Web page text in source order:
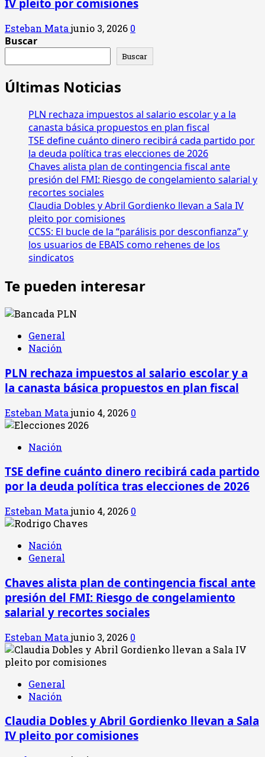
IV pleito por comisiones
Esteban Matajunio 3, 2026 0
Buscar
Buscar
Últimas Noticias
PLN rechaza impuestos al salario escolar y a la
canasta básica propuestos en plan fiscal
TSE define cuánto dinero recibirá cada partido por
la deuda política tras elecciones de 2026
Chaves alista plan de contingencia fiscal ante
presión del FMI: Riesgo de congelamiento salarial y
recortes sociales
Claudia Dobles y Abril Gordienko llevan a Sala IV
pleito por comisiones
CCSS: El bucle de la “parálisis por desconfianza” y
los usuarios de EBAIS como rehenes de los
sindicatos
Te pueden interesar
General
Nación
PLN rechaza impuestos al salario escolar y a
la canasta básica propuestos en plan fiscal
Esteban Matajunio 4, 2026 0
Nación
TSE define cuánto dinero recibirá cada partido
por la deuda política tras elecciones de 2026
Esteban Matajunio 4, 2026 0
Nación
General
Chaves alista plan de contingencia fiscal ante
presión del FMI: Riesgo de congelamiento
salarial y recortes sociales
Esteban Matajunio 3, 2026 0
General
Nación
Claudia Dobles y Abril Gordienko llevan a Sala
IV pleito por comisiones